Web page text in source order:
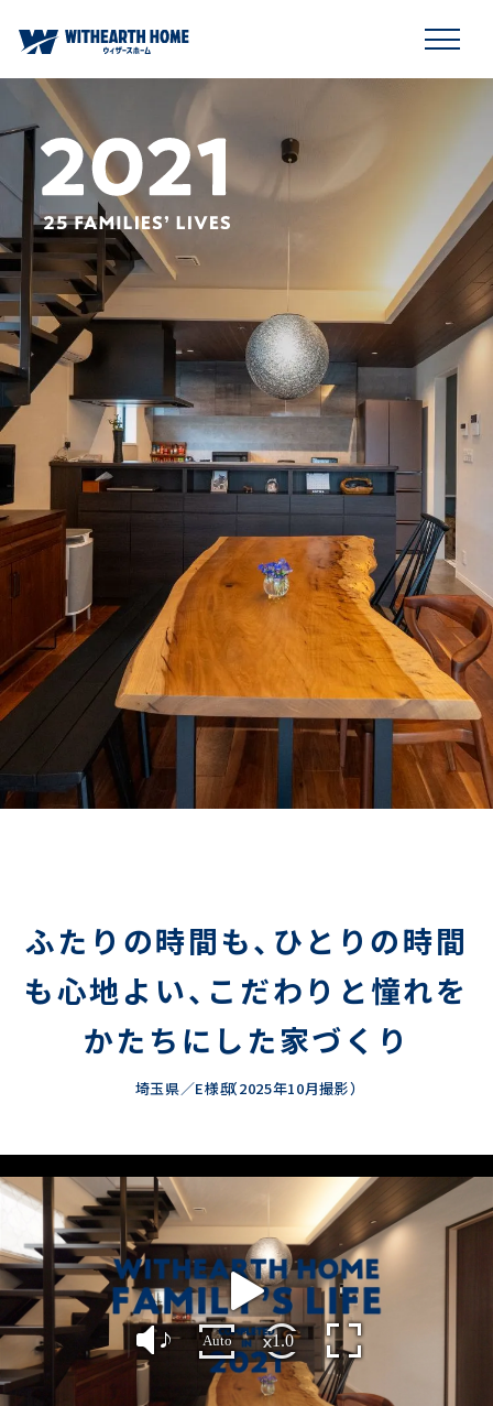
ふたりの時間も、ひとりの時間
も心地よい、 こだわりと憧れを
かたちにした家づくり
埼玉県／E様邸（2025年10月撮影）